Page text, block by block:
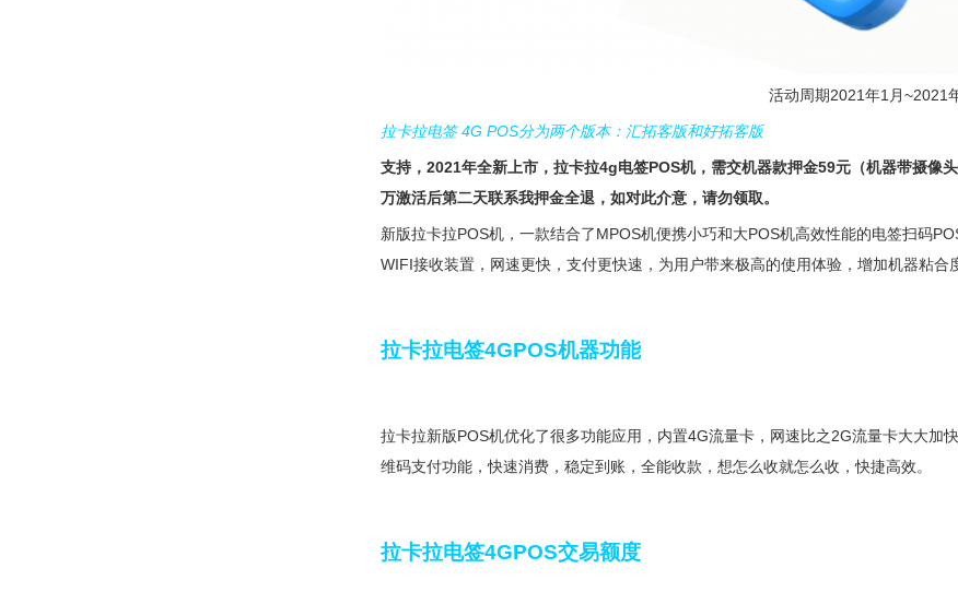
活动周期2021年1月~2021
拉卡拉电签 4G POS分为两个版本：汇拓客版和好拓客版
支持，2021年全新上市，拉卡拉4g电签POS机，需交机器款押金59元（机器带摄像
万激活后第二天联系我押金全退，如对此介意，请勿领取。
新版拉卡拉POS机，一款结合了MPOS机便携小巧和大POS机高效性能的电签扫码
WIFI接收装置，网速更快，支付更快速，为用户带来极高的使用体验，增加机器粘合
拉卡拉电签4GPOS机器功能
拉卡拉新版POS机优化了很多功能应用，内置4G流量卡，网速比之2G流量卡大大加
维码支付功能，快速消费，稳定到账，全能收款，想怎么收就怎么收，快捷高效。
拉卡拉电签4GPOS交易额度